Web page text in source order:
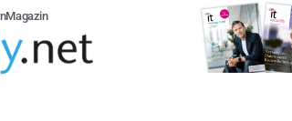
Magazin